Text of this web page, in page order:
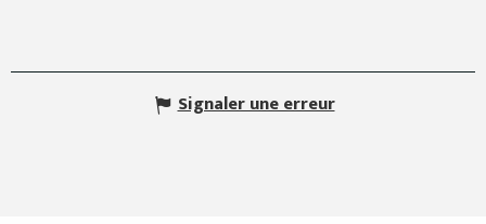
Signaler une erreur